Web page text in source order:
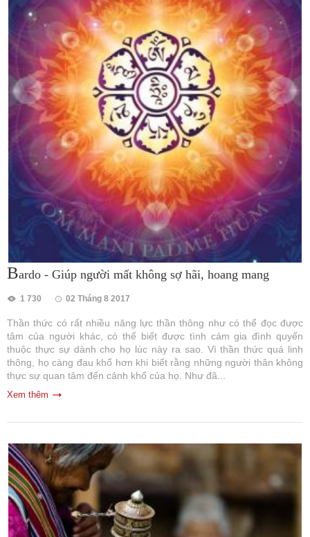
Bardo - Giúp người mất không sợ hãi, hoang mang
1 730 02 Tháng 8 2017
Thần thức có rất nhiều năng lực thần thông như có thể đọc được
tâm của người khác, có thể biết được tình cảm gia đình quyến
thuộc thực sự dành cho họ lúc này ra sao. Vì thần thức quá linh
thông, họ càng đau khổ hơn khi biết rằng những người thân không
thực sự quan tâm đến cảnh khổ của họ. Như đã...
Xem thêm